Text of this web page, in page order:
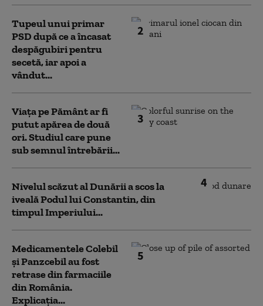
2
Tupeul unui primar
PSD după ce a încasat
despăgubiri pentru
secetă, iar apoi a
vândut...
3
Viața pe Pământ ar fi
putut apărea de două
ori. Studiul care pune
sub semnul întrebării...
4
Nivelul scăzut al Dunării a scos la
iveală Podul lui Constantin, din
timpul Imperiului...
5
Medicamentele Colebil
și Panzcebil au fost
retrase din farmaciile
din România.
Explicația...